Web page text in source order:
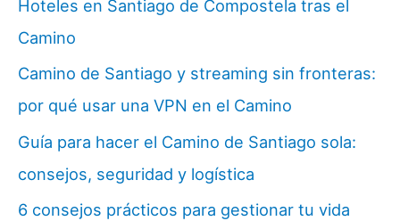
Hoteles en Santiago de Compostela tras el
Camino
Camino de Santiago y streaming sin fronteras:
por qué usar una VPN en el Camino
Guía para hacer el Camino de Santiago sola:
consejos, seguridad y logística
6 consejos prácticos para gestionar tu vida